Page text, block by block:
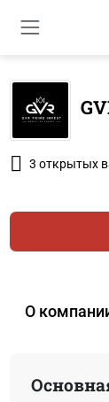
3 открытых
О